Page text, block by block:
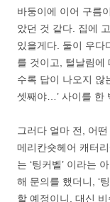
바둥이에 이어 구름
았던 것 같다. 집에
있을게다. 둘이 우다
를 것이고, 털날림
수록 답이 나오지 않
셋째야…’ 사이를 한
그러다 얼마 전, 어
메리칸숏헤어 캐터
는 ‘팅커벨’ 이라는
해 문의를 했더니, ‘
할 예정이니, 대신